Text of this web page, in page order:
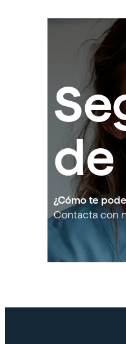
de
¿Cómo te
Contacta con
Seguro de
profesional